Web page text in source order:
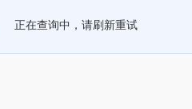
正在查询中，请刷新重试